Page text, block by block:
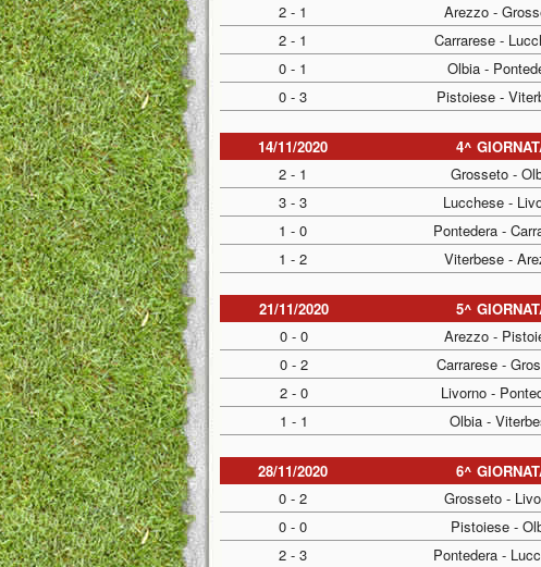
2 - 1
Arezzo -
2 - 1
Carrarese -
0 - 1
Olbia -
0 - 3
Pistoiese -
14/11/2020 4^
2 - 1
Grosseto -
3 - 3
Lucchese -
1 - 0
Pontedera -
1 - 2
Viterbese -
21/11/2020 5^
0 - 0
Arezzo -
0 - 2
Carrarese -
2 - 0
Livorno -
1 - 1
Olbia -
28/11/2020 6^
0 - 2
Grosseto -
0 - 0
Pistoiese -
2 - 3
Pontedera -